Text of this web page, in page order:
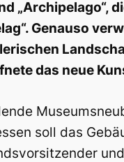
„Archipelago“,
Genauso
das neue
soll das